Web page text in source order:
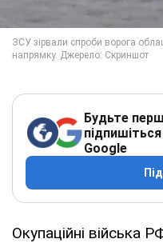
Будьте
Google
Окупаційні війська